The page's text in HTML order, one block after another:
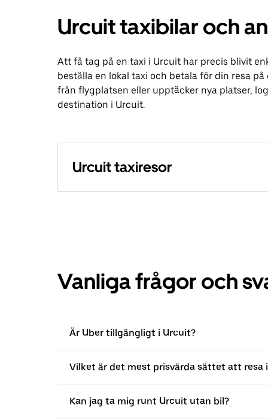
Urcuit taxibilar och
Att få tag på en taxi i Urcuit har precis blivit
beställa en lokal taxi och betala för din resa
från flygplatsen eller upptäcker nya platser,
destination i Urcuit.
Urcuit taxiresor
Vanliga frågor och
Är Uber tillgängligt i Urcuit?
Vilket är det mest prisvärda sättet att resa
Kan jag ta mig runt Urcuit utan bil?